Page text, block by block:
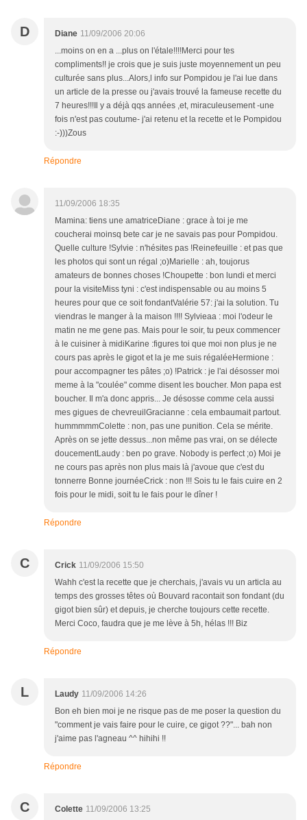
D Diane 11/09/2006 20:06
...moins on en a ...plus on l'étale!!!!Merci pour tes
compliments!! je crois que je suis juste moyennement un peu
culturée sans plus...Alors,l info sur Pompidou je l'ai lue dans
un article de la presse ou j'avais trouvé la fameuse recette du
7 heures!!!Il y a déjà qqs années ,et, miraculeusement -une
fois n'est pas coutume- j'ai retenu et la recette et le Pompidou
:-)))Zous
Répondre
11/09/2006 18:35
Mamina: tiens une amatriceDiane : grace à toi je me
coucherai moinsq bete car je ne savais pas pour Pompidou.
Quelle culture !Sylvie : n'hésites pas !Reinefeuille : et pas que
les photos qui sont un régal ;o)Marielle : ah, toujorus
amateurs de bonnes choses !Choupette : bon lundi et merci
pour la visiteMiss tyni : c'est indispensable ou au moins 5
heures pour que ce soit fondantValérie 57: j'ai la solution. Tu
viendras le manger à la maison !!!! Sylvieaa : moi l'odeur le
matin ne me gene pas. Mais pour le soir, tu peux commencer
à le cuisiner à midiKarine :figures toi que moi non plus je ne
cours pas après le gigot et la je me suis régaléeHermione :
pour accompagner tes pâtes ;o) !Patrick : je l'ai désosser moi
meme à la "coulée" comme disent les boucher. Mon papa est
boucher. Il m'a donc appris... Je désosse comme cela aussi
mes gigues de chevreuilGracianne : cela embaumait partout.
hummmmmColette : non, pas une punition. Cela se mérite.
Après on se jette dessus...non même pas vrai, on se délecte
doucementLaudy : ben po grave. Nobody is perfect ;o) Moi je
ne cours pas après non plus mais là j'avoue que c'est du
tonnerre Bonne journéeCrick : non !!! Sois tu le fais cuire en 2
fois pour le midi, soit tu le fais pour le dîner !
Répondre
C Crick 11/09/2006 15:50
Wahh c'est la recette que je cherchais, j'avais vu un articla au
temps des grosses têtes où Bouvard racontait son fondant (du
gigot bien sûr) et depuis, je cherche toujours cette recette.
Merci Coco, faudra que je me lève à 5h, hélas !!! Biz
Répondre
L Laudy 11/09/2006 14:26
Bon eh bien moi je ne risque pas de me poser la question du
"comment je vais faire pour le cuire, ce gigot ??"... bah non
j'aime pas l'agneau ^^ hihihi !!
Répondre
C Colette 11/09/2006 13:25